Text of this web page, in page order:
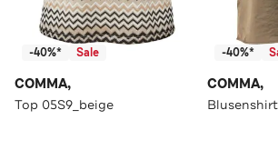
-40%* Sale
COMMA,
Top 05S9_beige
-40%*
COMMA,